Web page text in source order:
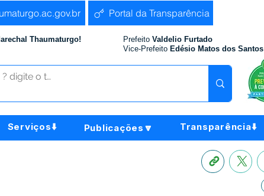
Portal da Transparência
Thaumaturgo! Prefeito Valdelio Furtado
Vice-Prefeito Edésio Matos dos Santos
Serviços⬇️ Publicações🔽 Transparência⬇️